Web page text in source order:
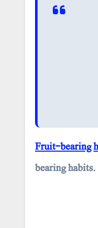
Fruit-bearing
bearing